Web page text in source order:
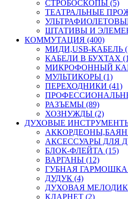
СТРОБОСКОПЫ (5)
ТЕАТРАЛЬНЫЕ
ШТАТИВЫ И
КОММУТАЦИЯ (400)
МИДИ,USB-КАБЕЛЬ
КАБЕЛИ В БУХТАХ
МИКРОФОННЫЙ
МУЛЬТИКОРЫ (1)
ПЕРЕХОДНИКИ (41)
РАЗЪЕМЫ (89)
ХОЗНУЖДЫ (2)
ДУХОВЫЕ ИНСТРУМЕНТЫ
АКСЕССУАРЫ ДЛЯ
БЛОК-ФЛЕЙТА (15)
ВАРГАНЫ (12)
ГУБНАЯ ГАРМОШКА
ДУДУК (4)
ДУХОВАЯ
КЛАРНЕТ (2)